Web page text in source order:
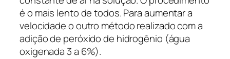
é o mais lento de todos. Para aumentar a
velocidade o outro método realizado com a
adição de peróxido de hidrogênio (água
oxigenada 3 a 6%).